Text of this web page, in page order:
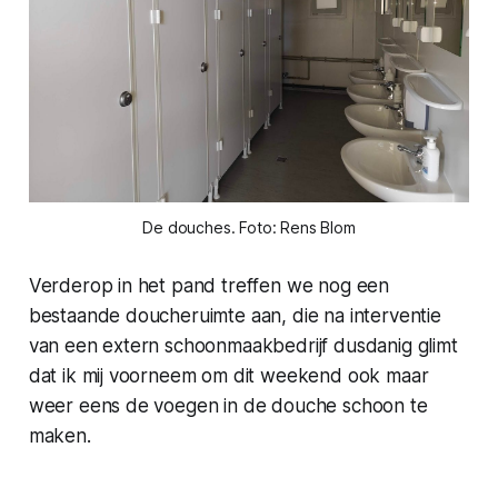
De douches. Foto: Rens Blom
Verderop in het pand treffen we nog een
bestaande doucheruimte aan, die na interventie
van een extern schoonmaakbedrijf dusdanig glimt
dat ik mij voorneem om dit weekend ook maar
weer eens de voegen in de douche schoon te
maken.